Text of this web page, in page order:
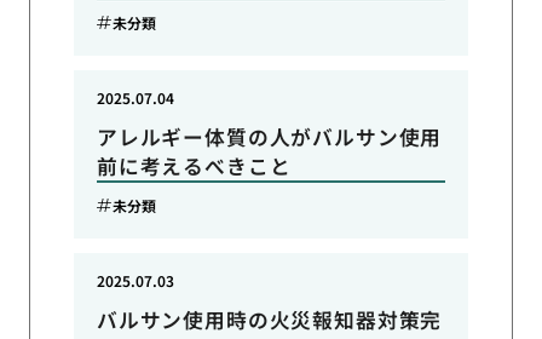
未分類
アレルギー体質の人がバルサン使用
前に考えるべきこと
2025.07.04
未分類
バルサン使用時の火災報知器対策完
2025.07.03